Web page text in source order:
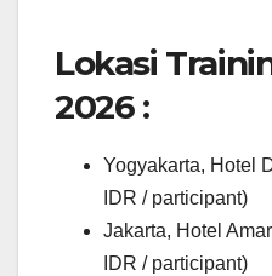
Lokasi
2026 :
Yogyakarta, Hotel
IDR / participant)
Jakarta, Hotel
IDR / participant)